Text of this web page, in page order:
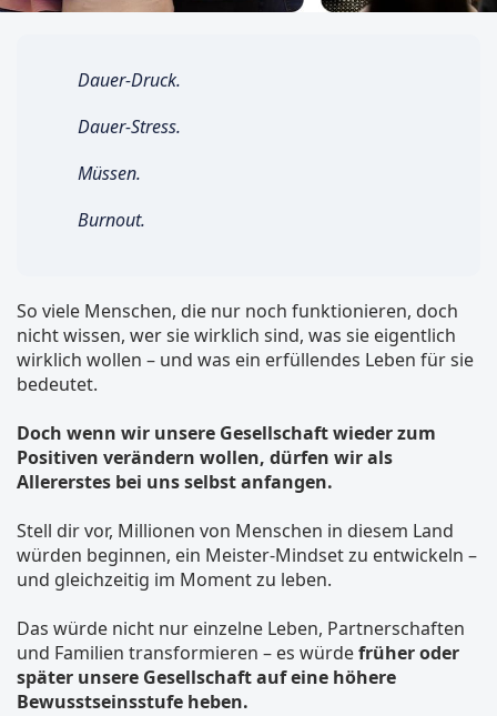
Dauer-Druck.
Dauer-Stress.
Müssen.
Burnout.
So viele Menschen, die nur noch funktionieren, doch
nicht wissen, wer sie wirklich sind, was sie eigentlich
wirklich wollen – und was ein erfüllendes Leben für sie
bedeutet.
Doch wenn wir unsere Gesellschaft wieder zum
Positiven verändern wollen, dürfen wir als
Allererstes bei uns selbst anfangen.
Stell dir vor, Millionen von Menschen in diesem Land
würden beginnen, ein Meister-Mindset zu entwickeln –
und gleichzeitig im Moment zu leben.
Das würde nicht nur einzelne Leben, Partnerschaften
und Familien transformieren – es würdefrüher oder
später unsere Gesellschaft auf eine höhere
Bewusstseinsstufe heben.